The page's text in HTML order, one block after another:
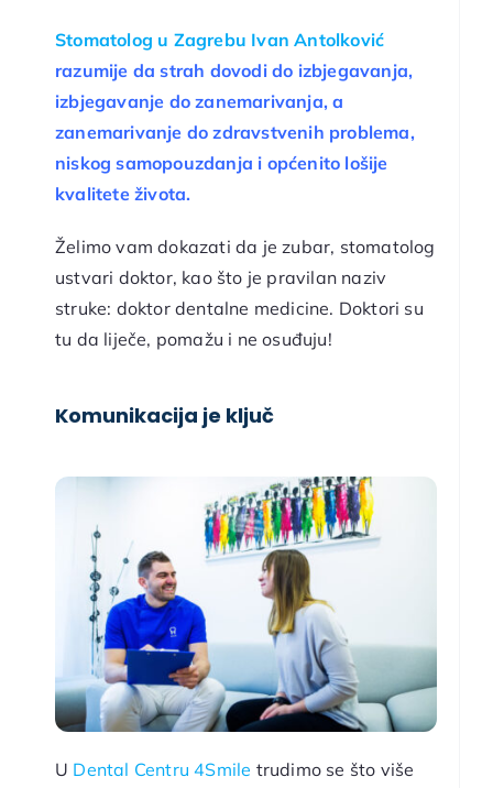
Stomatolog u Zagrebu Ivan Antolković
razumije da strah dovodi do izbjegavanja,
izbjegavanje do zanemarivanja, a
zanemarivanje do zdravstvenih problema,
niskog samopouzdanja i općenito lošije
kvalitete života.
Želimo vam dokazati da je zubar, stomatolog
ustvari doktor, kao što je pravilan naziv
struke: doktor dentalne medicine. Doktori su
tu da liječe, pomažu i ne osuđuju!
Komunikacija je ključ
U Dental Centru 4Smile trudimo se što više